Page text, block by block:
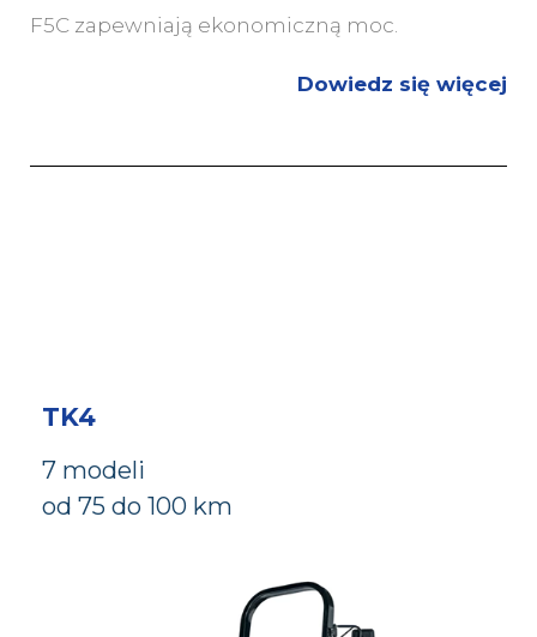
F5C zapewniają ekonomiczną moc.
Dowiedz się więcej
TK4
7 modeli
od 75 do 100 km